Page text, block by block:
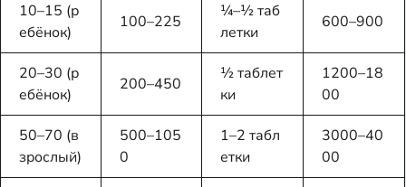
10–15 (р
ебёнок)
100–225
¼–½ таб
летки
600–900
20–30 (р
ебёнок)
200–450
½ таблет
ки
1200–18
00
50–70 (в
зрослый)
500–105
0
1–2 табл
етки
3000–40
00